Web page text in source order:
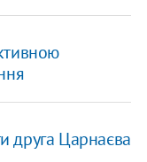
друга Царнаєва